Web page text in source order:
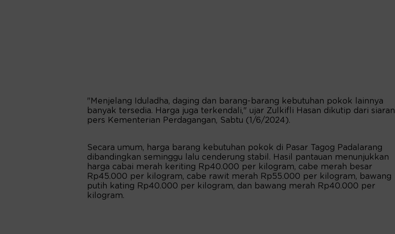
"Menjelang Iduladha, daging dan barang-barang kebutuhan pokok lainnya
banyak tersedia. Harga juga terkendali," ujar Zulkifli Hasan dikutip dari siaran
pers Kementerian Perdagangan, Sabtu (1/6/2024).
Secara umum, harga barang kebutuhan pokok di Pasar Tagog Padalarang
dibandingkan seminggu lalu cenderung stabil. Hasil pantauan menunjukkan
harga cabai merah keriting Rp40.000 per kilogram, cabe merah besar
Rp45.000 per kilogram, cabe rawit merah Rp55.000 per kilogram, bawang
putih kating Rp40.000 per kilogram, dan bawang merah Rp40.000 per
kilogram.